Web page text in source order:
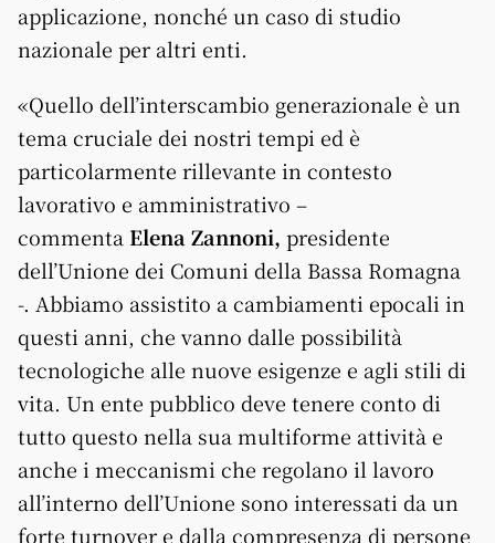
applicazione, nonché un caso di studio
nazionale per altri enti.
«Quello dell’interscambio generazionale è un
tema cruciale dei nostri tempi ed è
particolarmente rillevante in contesto
lavorativo e amministrativo –
commenta Elena Zannoni, presidente
dell’Unione dei Comuni della Bassa Romagna
-. Abbiamo assistito a cambiamenti epocali in
questi anni, che vanno dalle possibilità
tecnologiche alle nuove esigenze e agli stili di
vita. Un ente pubblico deve tenere conto di
tutto questo nella sua multiforme attività e
anche i meccanismi che regolano il lavoro
all’interno dell’Unione sono interessati da un
forte turnover e dalla compresenza di persone